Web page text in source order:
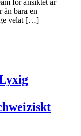
än bara en
velat […]